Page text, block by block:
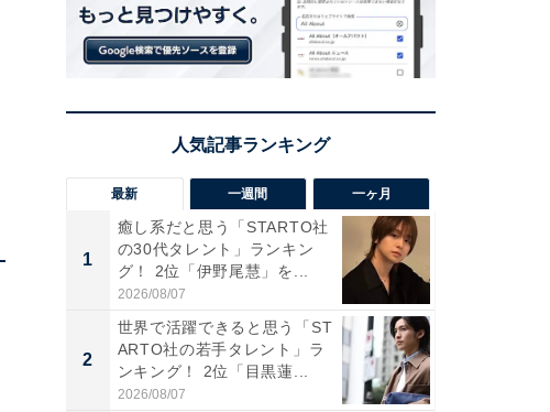
最新 一週間 一ヶ月
1
癒し系だと思う「STARTO社
の30代タレント」ランキン
グ！ 2位「伊野尾慧」を...
2026/08/07
2
世界で活躍できると思う「ST
ARTO社の若手タレント」ラ
ンキング！ 2位「目黒蓮...
2026/08/07